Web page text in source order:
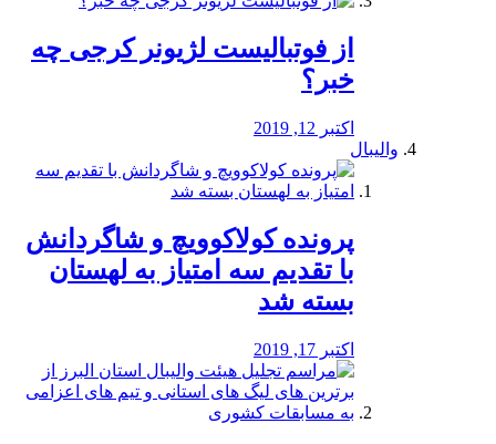
از فوتبالیست لژیونر کرجی چه
خبر؟
اکتبر 12, 2019
والیبال
پرونده کولاکوویچ و شاگردانش
با تقدیم سه امتیاز به لهستان
بسته شد
اکتبر 17, 2019